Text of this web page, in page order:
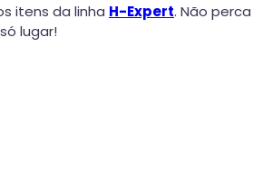
itens da linha H-Expert. Não
lugar!